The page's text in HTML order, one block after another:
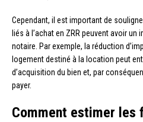
Cependant, il est important de
liés à l’achat en ZRR peuvent avoir
notaire. Par exemple, la réduction
logement destiné à la location peut
d’acquisition du bien et, par
payer.
Comment estimer les